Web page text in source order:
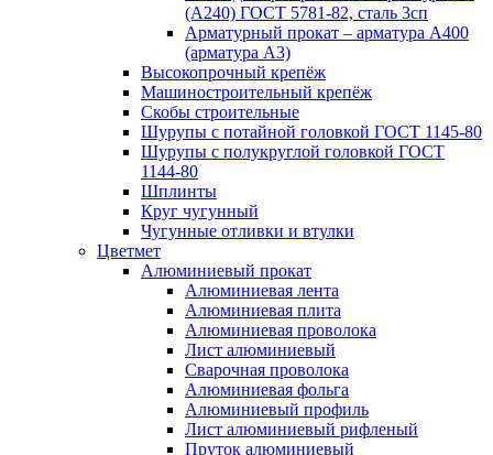
(А240) ГОСТ 5781-82, сталь 3сп
Арматурный прокат – арматура А400
(арматура А3)
Высокопрочный крепёж
Машиностроительный крепёж
Скобы строительные
Шурупы с потайной головкой ГОСТ 1145-80
Шурупы с полукруглой головкой ГОСТ
1144-80
Шплинты
Круг чугунный
Чугунные отливки и втулки
Цветмет
Алюминиевый прокат
Алюминиевая лента
Алюминиевая плита
Алюминиевая проволока
Лист алюминиевый
Сварочная проволока
Алюминиевая фольга
Алюминиевый профиль
Лист алюминиевый рифленый
Пруток алюминиевый